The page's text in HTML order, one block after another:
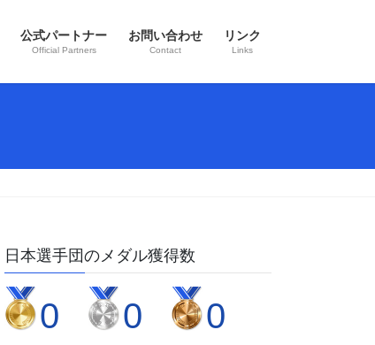
公式パートナー
Official Partners
お問い合わせ
Contact
リンク
Links
日本選手団のメダル獲得数
0 0 0